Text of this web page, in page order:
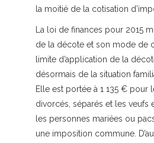
la moitié de la cotisation
La loi de finances pour 2015
de la décote et son mode de
limite d’application de la
désormais de la situation
Elle est portée à 1 135 € pour
divorcés, séparés et les veufs
les personnes mariées ou
une imposition commune.